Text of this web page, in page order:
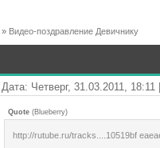
» Видео-поздравление Девичнику
Дата: Четверг, 31.03.2011,
Quote (Blueberry)
http://rutube.ru/tracks....10519bf